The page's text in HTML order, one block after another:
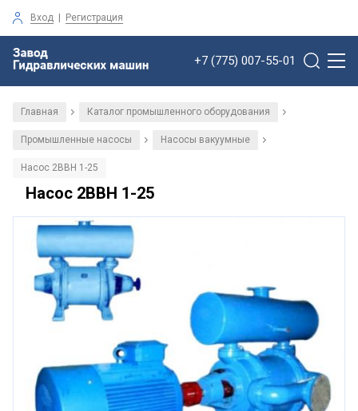
Вход | Регистрация
+7 (775) 007-55-01
Главная / Каталог промышленного оборудования /
Промышленные насосы / Насосы вакуумные /
Насос 2ВВН 1-25
Насос 2ВВН 1-25